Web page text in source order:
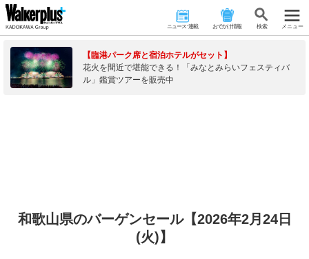
ニュース･連載 おでかけ情報 検 索 メニュー
【臨港パーク席と宿泊ホテルがセット】
花火を間近で堪能できる！「みなとみらいフェスティバ
ル」鑑賞ツアーを販売中
和歌山県のバーゲンセール【2026年2月24日
(火)】